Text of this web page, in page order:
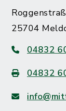
25704
04832
04832